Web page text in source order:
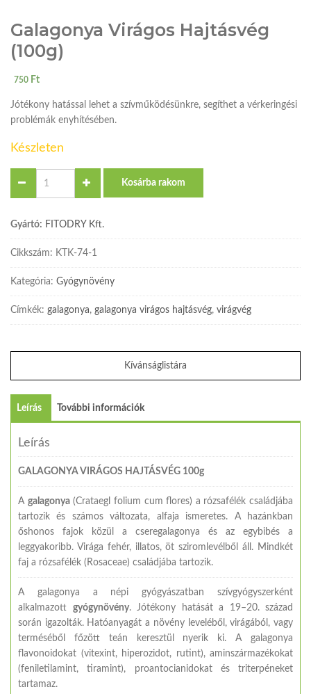
Galagonya Virágos Hajtásvég
(100g)
750 Ft
Jótékony hatással lehet a szívműködésünkre, segíthet a vérkeringési
problémák enyhítésében.
Készleten
Kosárba rakom
Gyártó: FITODRY Kft.
Cikkszám: KTK-74-1
Kategória: Gyógynövény
Címkék: galagonya, galagonya virágos hajtásvég, virágvég
Kívánságlistára
Leírás További információk
Leírás
GALAGONYA VIRÁGOS HAJTÁSVÉG 100g
A galagonya(Crataegl folium cum flores) a rózsafélék családjába
tartozik és számos változata, alfaja ismeretes. A hazánkban
őshonos fajok közül a cseregalagonya és az egybibés a
leggyakoribb. Virága fehér, illatos, öt sziromlevélből áll. Mindkét
faj a rózsafélék (Rosaceae) családjába tartozik.
A galagonya a népi gyógyászatban szívgyógyszerként
alkalmazott gyógynövény. Jótékony hatását a 19–20. század
során igazolták. Hatóanyagát a növény leveléből, virágából, vagy
terméséből főzött teán keresztül nyerik ki. A galagonya
flavonoidokat (vitexint, hiperozidot, rutint), aminszármazékokat
(feniletilamint, tiramint), proantocianidokat és triterpéneket
tartamaz.